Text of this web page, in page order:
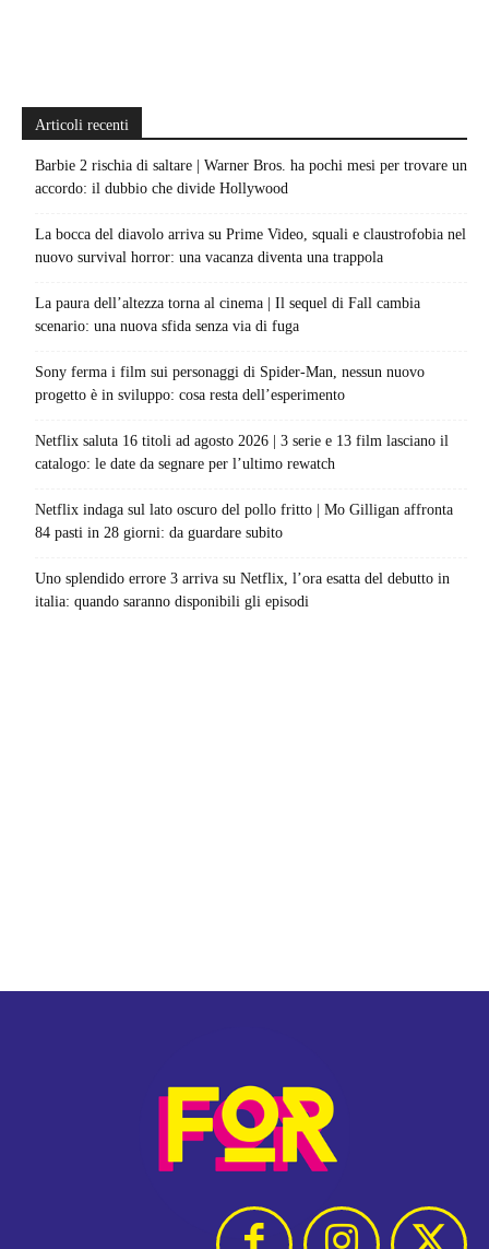
Articoli recenti
Barbie 2 rischia di saltare | Warner Bros. ha pochi mesi per trovare un
accordo: il dubbio che divide Hollywood
La bocca del diavolo arriva su Prime Video, squali e claustrofobia nel
nuovo survival horror: una vacanza diventa una trappola
La paura dell’altezza torna al cinema | Il sequel di Fall cambia
scenario: una nuova sfida senza via di fuga
Sony ferma i film sui personaggi di Spider-Man, nessun nuovo
progetto è in sviluppo: cosa resta dell’esperimento
Netflix saluta 16 titoli ad agosto 2026 | 3 serie e 13 film lasciano il
catalogo: le date da segnare per l’ultimo rewatch
Netflix indaga sul lato oscuro del pollo fritto | Mo Gilligan affronta
84 pasti in 28 giorni: da guardare subito
Uno splendido errore 3 arriva su Netflix, l’ora esatta del debutto in
italia: quando saranno disponibili gli episodi